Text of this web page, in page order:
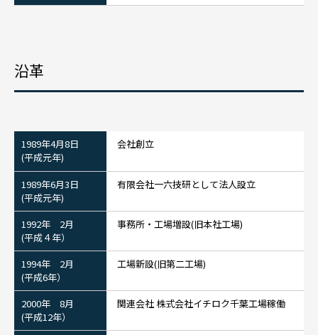
沿革
1989年4月8日
(平成元年)
会社創立
1989年6月3日
(平成元年)
有限会社一六技研として法人設立
1992年 2月
(平成４年）
事務所・工場増設(旧本社工場)
1994年 2月
(平成6年）
工場新設(旧第二工場)
2000年 8月
(平成12年）
関連会社 株式会社イチロク千葉工場稼働